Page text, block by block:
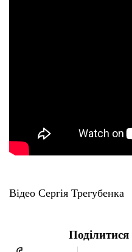
Відео Сергія Трегубенка